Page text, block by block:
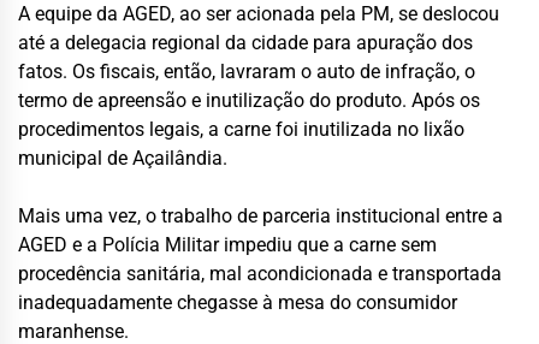
A equipe da AGED, ao ser acionada pela PM, se deslocou
até a delegacia regional da cidade para apuração dos
fatos. Os fiscais, então, lavraram o auto de infração, o
termo de apreensão e inutilização do produto. Após os
procedimentos legais, a carne foi inutilizada no lixão
municipal de Açailândia.
Mais uma vez, o trabalho de parceria institucional entre a
AGED e a Polícia Militar impediu que a carne sem
procedência sanitária, mal acondicionada e transportada
inadequadamente chegasse à mesa do consumidor
maranhense.